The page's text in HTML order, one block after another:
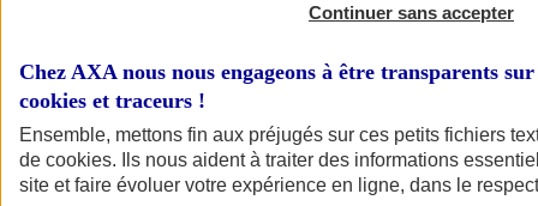
Continuer sans accepter
Chez AXA nous nous engageons à être transparents
cookies et traceurs !
Ensemble, mettons fin aux préjugés sur ces petits fichiers
de cookies. Ils nous aident à traiter des informations
site et faire évoluer votre expérience en ligne, dans le